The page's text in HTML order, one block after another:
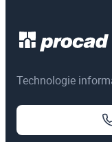
Technologie